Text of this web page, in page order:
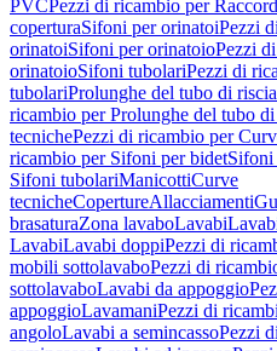
PVCPezzi di ricambio per
coperturaSifoni per orinatoiPezzi
orinatoiSifoni per orinatoioPezzi
orinatoioSifoni tubolariPezzi di
tubolariProlunghe del tubo di
ricambio per Prolunghe del tubo
tecnichePezzi di ricambio per
ricambio per Sifoni per bidetSifoni
Sifoni tubolariManicottiCurve
tecnicheCopertureAllacciamenti
brasaturaZona lavaboLavabi
LavabiLavabi doppiPezzi di
mobili sottolavaboPezzi di
sottolavaboLavabi da appoggio
appoggioLavamaniPezzi di
angoloLavabi a semincassoPezzi